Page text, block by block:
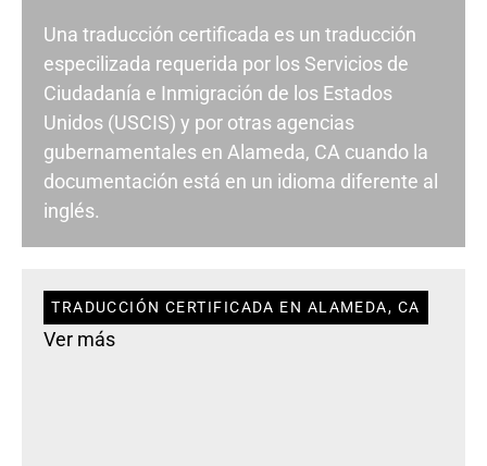
Una traducción certificada es un traducción
especilizada requerida por los Servicios de
Ciudadanía e Inmigración de los Estados
Unidos (USCIS) y por otras agencias
gubernamentales en Alameda, CA cuando la
documentación está en un idioma diferente al
inglés.
TRADUCCIÓN CERTIFICADA EN ALAMEDA, CA
Ver más